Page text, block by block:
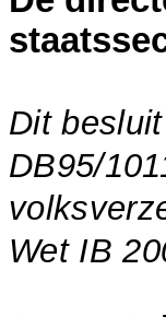
Dit
DB95/
Wet IB